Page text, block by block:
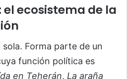
ecosistema de la
Forma parte de un
función política es
en Teherán, La araña